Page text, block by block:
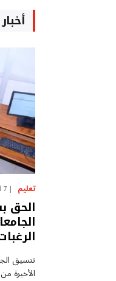
تعليم 7 أغسطس، 2026
الحق
الرغبات و75 اختيارا
الأخيرة